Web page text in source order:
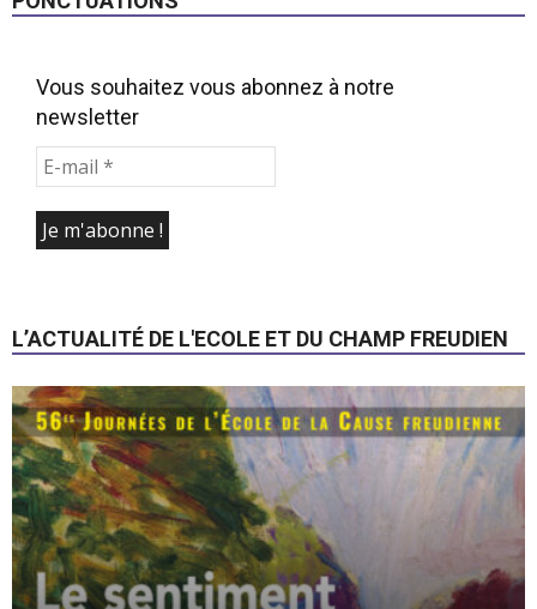
Vous souhaitez vous abonnez à notre
newsletter
L’ACTUALITÉ DE L'ECOLE ET DU CHAMP FREUDIEN